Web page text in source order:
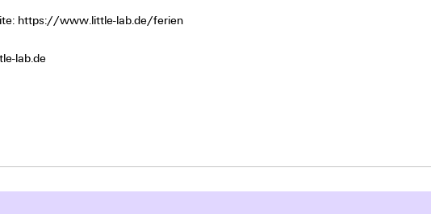
https://www.little-lab.de/ferien
lab.de